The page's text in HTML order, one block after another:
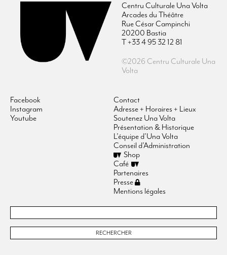
Centru Culturale Una Volta
Arcades du Théâtre
Rue César Campinchi
20200 Bastia
T +33 4 95 32 12 81
©2026 Centru Culturale Una
Volta
Facebook
Instagram
Youtube
Contact
Adresse + Horaires + Lieux
Soutenez Una Volta
Présentation & Historique
L’équipe d’Una Volta
Conseil d’Administration
Shop
Café
Partenaires
Presse
Mentions légales